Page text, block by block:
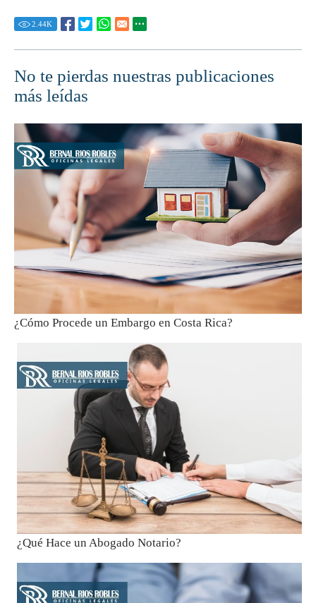
2.44K
No te pierdas nuestras publicaciones
más leídas
¿Cómo Procede un Embargo en Costa Rica?
¿Qué Hace un Abogado Notario?